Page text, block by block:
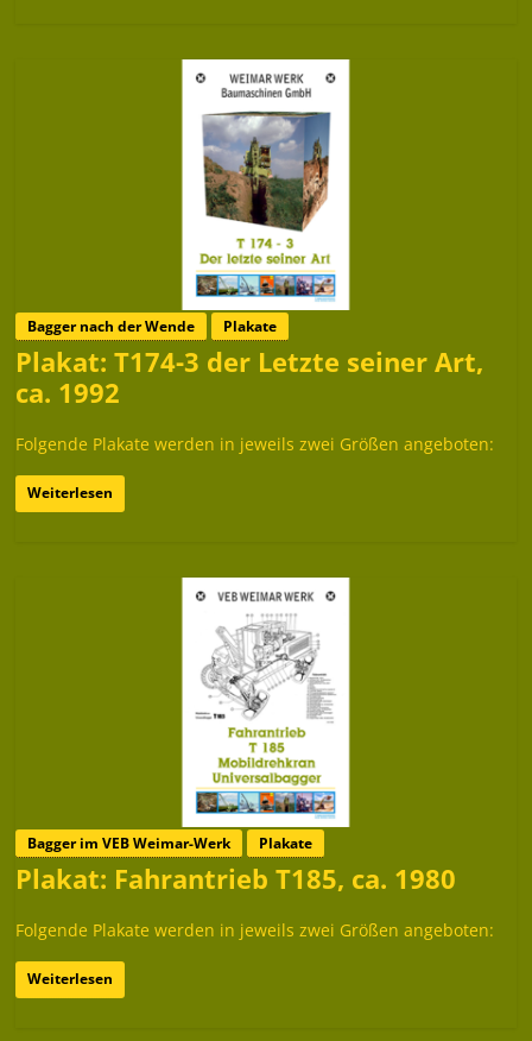
Bagger nach der Wende Plakate
Plakat: T174-3 der Letzte seiner Art,
ca. 1992
Folgende Plakate werden in jeweils zwei Größen angeboten:
Weiterlesen
Bagger im VEB Weimar-Werk Plakate
Plakat: Fahrantrieb T185, ca. 1980
Folgende Plakate werden in jeweils zwei Größen angeboten:
Weiterlesen